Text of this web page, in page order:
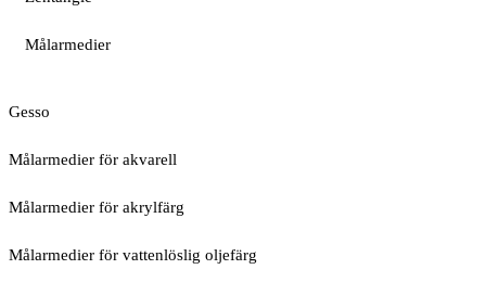
Målarmedier
Gesso
Målarmedier för akvarell
Målarmedier för akrylfärg
Målarmedier för vattenlöslig oljefärg